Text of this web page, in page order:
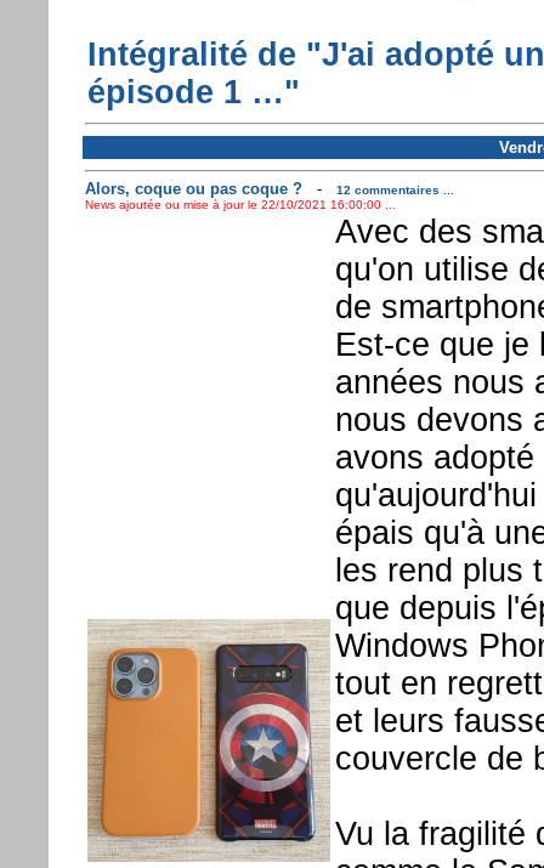
Intégralité de "J'ai adopté
épisode 1 …"
Alors, coque ou pas coque ?-
12 commentaires ...
News ajoutée ou mise à jour le 22/10/2021 16:00:00 ...
Avec des
qu'on utilise
de
Est-ce que je
années nous
nous devons
avons
épais qu'à
les rend plus
que depuis
Windows
tout en
et leurs
couvercle de
Vu la fragilité